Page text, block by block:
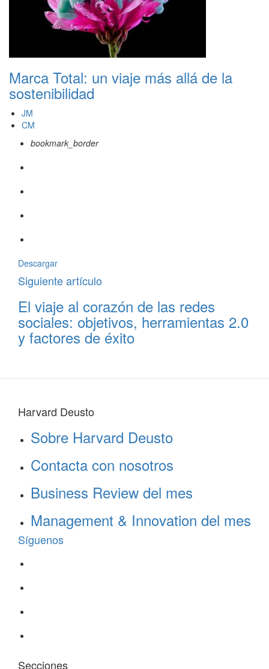
Marca Total: un viaje más allá de la
sostenibilidad
JM
CM
bookmark_border
Descargar
Siguiente artículo
El viaje al corazón de las redes
sociales: objetivos, herramientas 2.0
y factores de éxito
Harvard Deusto
Sobre Harvard Deusto
Contacta con nosotros
Business Review del mes
Management & Innovation del mes
Síguenos
Secciones